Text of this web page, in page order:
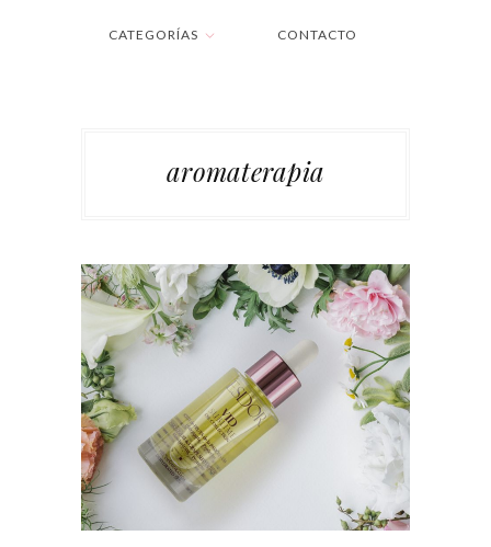
CATEGORÍAS CONTACTO
aromaterapia